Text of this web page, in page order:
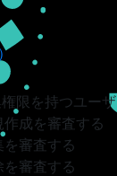
限を持つユー
成を審査する
審査する
審査する